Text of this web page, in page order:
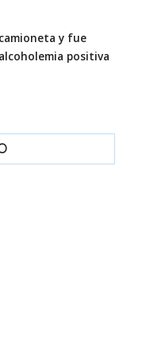
y fue
positiva